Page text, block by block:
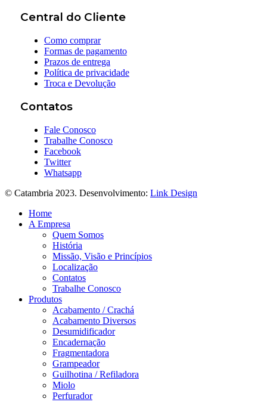
Central do Cliente
Como comprar
Formas de pagamento
Prazos de entrega
Política de privacidade
Troca e Devolução
Contatos
Fale Conosco
Trabalhe Conosco
Facebook
Twitter
Whatsapp
© Catambria 2023. Desenvolvimento: Link Design
Home
A Empresa
Quem Somos
História
Missão, Visão e Princípios
Localização
Contatos
Trabalhe Conosco
Produtos
Acabamento / Crachá
Acabamento Diversos
Desumidificador
Encadernação
Fragmentadora
Grampeador
Guilhotina / Refiladora
Miolo
Perfurador